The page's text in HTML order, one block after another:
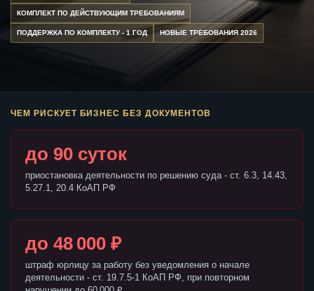
КОМПЛЕКТ ПО ДЕЙСТВУЮЩИМ ТРЕБОВАНИЯМ
ПОДДЕРЖКА ПО КОМПЛЕКТУ - 1 ГОД НОВЫЕ ТРЕБОВАНИЯ 2026
ЧЕМ РИСКУЕТ БИЗНЕС БЕЗ ДОКУМЕНТОВ
до 90 суток
приостановка деятельности по решению суда - ст. 6.3, 14.43,
5.27.1, 20.4 КоАП РФ
до 48 000 ₽
штраф юрлицу за работу без уведомления о начале
деятельности - ст. 19.7.5-1 КоАП РФ, при повторном